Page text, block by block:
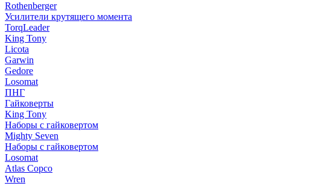
Rothenberger
Усилители крутящего момента
TorqLeader
King Tony
Licota
Garwin
Gedore
Losomat
ПНГ
Гайковерты
King Tony
Наборы с гайковертом
Mighty Seven
Наборы с гайковертом
Losomat
Atlas Copco
Wren